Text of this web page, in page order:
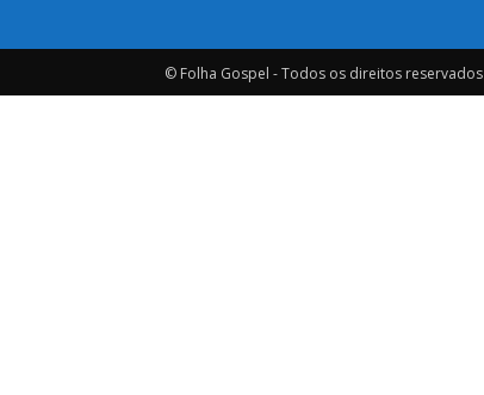
© Folha Gospel - Todos os direitos reservados